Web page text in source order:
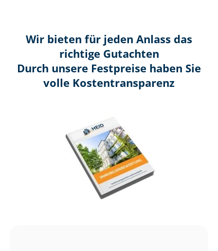
Wir bieten für jeden Anlass das
richtige Gutachten
Durch unsere Festpreise haben Sie
volle Kosten­transparenz